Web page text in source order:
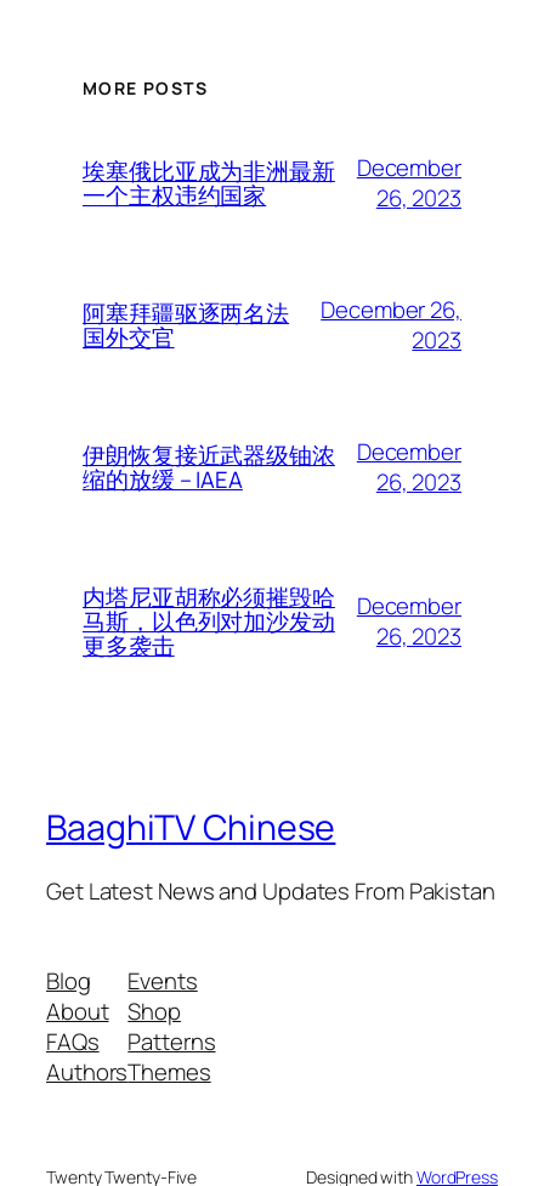
MORE POSTS
埃塞俄比亚成为非洲最新
一个主权违约国家
December
26, 2023
阿塞拜疆驱逐两名法
国外交官
December 26,
2023
伊朗恢复接近武器级铀浓
缩的放缓 – IAEA
December
26, 2023
内塔尼亚胡称必须摧毁哈
马斯，以色列对加沙发动
更多袭击
December
26, 2023
BaaghiTV Chinese
Get Latest News and Updates From Pakistan
Blog
About
FAQs
Authors
Events
Shop
Patterns
Themes
Twenty Twenty-Five Designed withWordPress